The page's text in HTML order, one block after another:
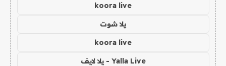
koora live
يلا شوت
koora live
Yalla Live - يلا لايف